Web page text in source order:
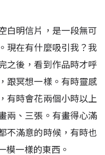
白明信片，是一段無可
現在有什麼吸引我？我
之後，看到作品時才呼
跟冥想一樣。有時靈感
有時會花兩個小時以上
兩、三張。有畫得心滿
不滿意的時候，有時也
模一樣的東西。